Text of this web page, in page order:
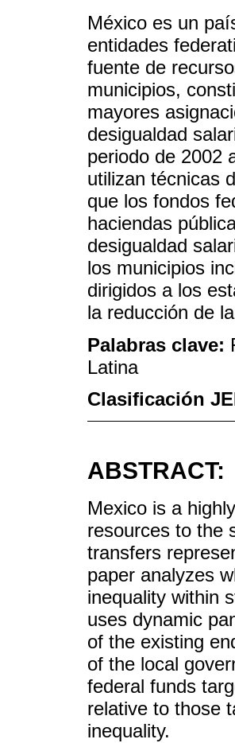
México es un
entidades
fuente de
municipios,
mayores
desigualdad
periodo de 2002
utilizan técnicas
que los fondos
haciendas
desigualdad
los municipios
dirigidos a los
la reducción de
Palabras clave:
Latina
Clasificación
ABSTRACT:
Mexico is a
resources to the
transfers
paper analyzes
inequality within
uses dynamic
of the existing
of the local
federal funds
relative to those
inequality.